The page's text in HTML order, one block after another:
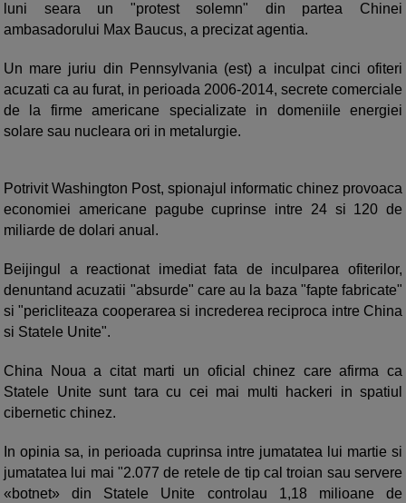
luni seara un "protest solemn" din partea Chinei
ambasadorului Max Baucus, a precizat agentia.
Un mare juriu din Pennsylvania (est) a inculpat cinci ofiteri
acuzati ca au furat, in perioada 2006-2014, secrete comerciale
de la firme americane specializate in domeniile energiei
solare sau nucleara ori in metalurgie.
Potrivit Washington Post, spionajul informatic chinez provoaca
economiei americane pagube cuprinse intre 24 si 120 de
miliarde de dolari anual.
Beijingul a reactionat imediat fata de inculparea ofiterilor,
denuntand acuzatii "absurde" care au la baza "fapte fabricate"
si "pericliteaza cooperarea si increderea reciproca intre China
si Statele Unite".
China Noua a citat marti un oficial chinez care afirma ca
Statele Unite sunt tara cu cei mai multi hackeri in spatiul
cibernetic chinez.
In opinia sa, in perioada cuprinsa intre jumatatea lui martie si
jumatatea lui mai "2.077 de retele de tip cal troian sau servere
«botnet» din Statele Unite controlau 1,18 milioane de